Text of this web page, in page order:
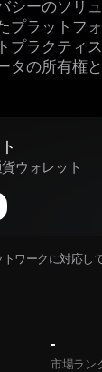
プラットフ
プラクティ
タの所有権
ウォレット
ワークに対応し
-
市場ラン